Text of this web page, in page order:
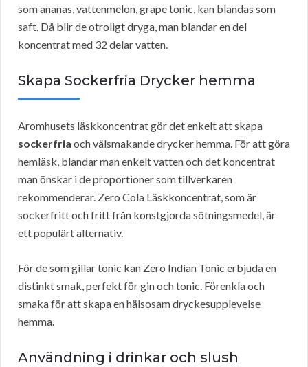
som ananas, vattenmelon, grape tonic, kan blandas som
saft. Då blir de otroligt dryga, man blandar en del
koncentrat med 32 delar vatten.
Skapa Sockerfria Drycker hemma
Aromhusets läskkoncentrat gör det enkelt att skapa
sockerfria och välsmakande drycker hemma. För att göra
hemläsk, blandar man enkelt vatten och det koncentrat
man önskar i de proportioner som tillverkaren
rekommenderar. Zero Cola Läskkoncentrat, som är
sockerfritt och fritt från konstgjorda sötningsmedel, är
ett populärt alternativ.
För de som gillar tonic kan Zero Indian Tonic erbjuda en
distinkt smak, perfekt för gin och tonic. Förenkla och
smaka för att skapa en hälsosam dryckesupplevelse
hemma.
Användning i drinkar och slush